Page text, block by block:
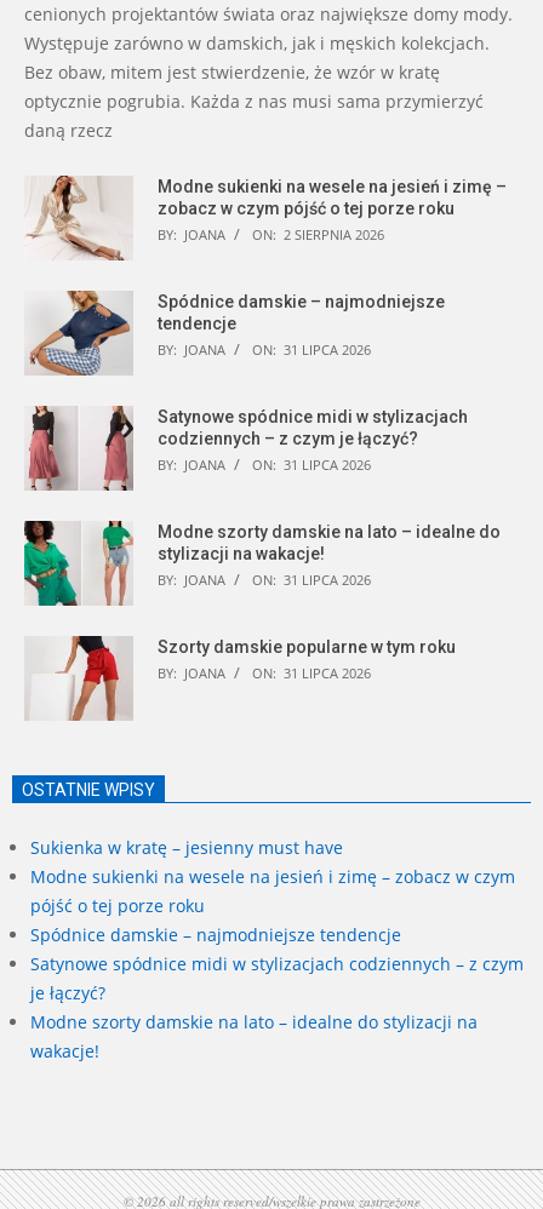
cenionych projektantów świata oraz największe domy mody.
Występuje zarówno w damskich, jak i męskich kolekcjach.
Bez obaw, mitem jest stwierdzenie, że wzór w kratę
optycznie pogrubia. Każda z nas musi sama przymierzyć
daną rzecz
Modne sukienki na wesele na jesień i zimę –
zobacz w czym pójść o tej porze roku
BY: JOANA ON: 2 SIERPNIA 2026
Spódnice damskie – najmodniejsze
tendencje
BY: JOANA ON: 31 LIPCA 2026
Satynowe spódnice midi w stylizacjach
codziennych – z czym je łączyć?
BY: JOANA ON: 31 LIPCA 2026
Modne szorty damskie na lato – idealne do
stylizacji na wakacje!
BY: JOANA ON: 31 LIPCA 2026
Szorty damskie popularne w tym roku
BY: JOANA ON: 31 LIPCA 2026
OSTATNIE WPISY
Sukienka w kratę – jesienny must have
Modne sukienki na wesele na jesień i zimę – zobacz w czym
pójść o tej porze roku
Spódnice damskie – najmodniejsze tendencje
Satynowe spódnice midi w stylizacjach codziennych – z czym
je łączyć?
Modne szorty damskie na lato – idealne do stylizacji na
wakacje!
© 2026 all rights reserved/wszelkie prawa zastrzeżone